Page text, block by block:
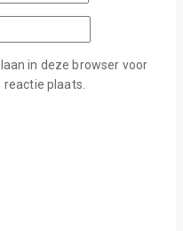
in deze browser voor
plaats.